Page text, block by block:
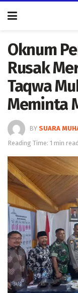
Oknum
Rusak
Taqwa
Meminta
BY SUARA
Reading Time: 1 min read